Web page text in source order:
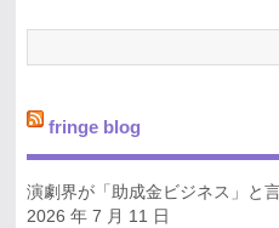
fringe blog
演劇界が「助成金ビジネス」と
2026 年 7 月 11 日